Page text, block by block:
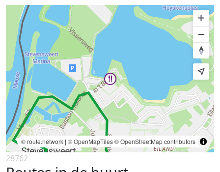
© route.network | © OpenMapTiles© OpenStreetMap contributors
28762